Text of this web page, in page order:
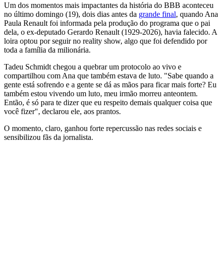
Um dos momentos mais impactantes da história do BBB aconteceu
no último domingo (19), dois dias antes da grande final, quando Ana
Paula Renault foi informada pela produção do programa que o pai
dela, o ex-deputado Gerardo Renault (1929-2026), havia falecido. A
loira optou por seguir no reality show, algo que foi defendido por
toda a família da milionária.
Tadeu Schmidt chegou a quebrar um protocolo ao vivo e
compartilhou com Ana que também estava de luto. "Sabe quando a
gente está sofrendo e a gente se dá as mãos para ficar mais forte? Eu
também estou vivendo um luto, meu irmão morreu anteontem.
Então, é só para te dizer que eu respeito demais qualquer coisa que
você fizer", declarou ele, aos prantos.
O momento, claro, ganhou forte repercussão nas redes sociais e
sensibilizou fãs da jornalista.